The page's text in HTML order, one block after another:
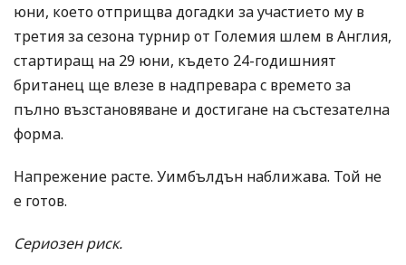
юни, което отприщва догадки за участието му в
третия за сезона турнир от Големия шлем в Англия,
стартиращ на 29 юни, където 24-годишният
британец ще влезе в надпревара с времето за
пълно възстановяване и достигане на състезателна
форма.
Напрежение расте. Уимбълдън наближава. Той не
е готов.
Сериозен риск.